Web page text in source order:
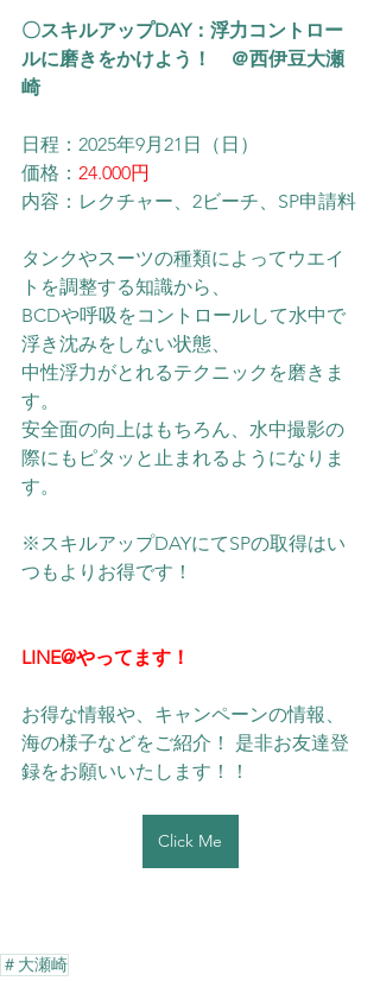
〇スキルアップDAY：浮力コントロー
ルに磨きをかけよう！　＠西伊豆大瀬
崎
日程：2025年9月21日（日）
価格： 24.000円
内容：レクチャー、2ビーチ、SP申請料
タンクやスーツの種類によってウエイ
トを調整する知識から、
BCDや呼吸をコントロールして水中で
浮き沈みをしない状態、
中性浮力がとれるテクニックを磨きま
す。
安全面の向上はもちろん、水中撮影の
際にもピタッと止まれるようになりま
す。
※スキルアップDAYにてSPの取得はい
つもよりお得です！
LINE@やってます！
お得な情報や、キャンペーンの情報、
海の様子などをご紹介！ 是非お友達登
録をお願いいたします！！
Click Me
＃大瀬崎